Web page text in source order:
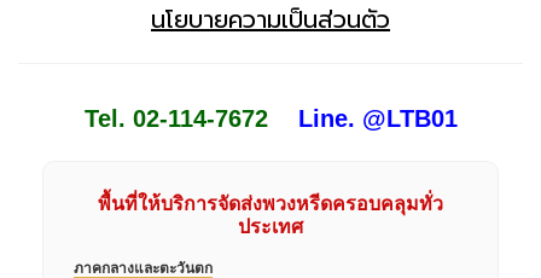
นโยบายความเป็นส่วนตัว
Tel. 02-114-7672 Line. @LTB01
พื้นที่ให้บริการจัดส่งพวงหรีดครอบคลุมทั่ว
ประเทศ
ภาคกลางและตะวันตก